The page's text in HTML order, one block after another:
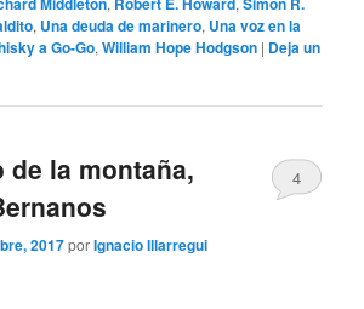
, Una deuda de marinero, Una voz en la
a Go-Go,William Hope Hodgson | Deja un
la montaña,
2017porIgnacio Illarregui
4